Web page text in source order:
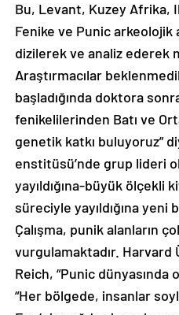
Bu, Levant, Kuzey Afrika,
Fenike ve Punic arkeolojik
dizilerek ve analiz ederek
Araştırmacılar
başladığında doktora
fenikelilerinden Batı ve
genetik katkı buluyoruz”
enstitüsü’nde grup lideri
yayıldığına-büyük
süreciyle yayıldığına yeni
Çalışma, punik alanların
vurgulamaktadır.
Reich, “Punic
“Her bölgede, insanlar